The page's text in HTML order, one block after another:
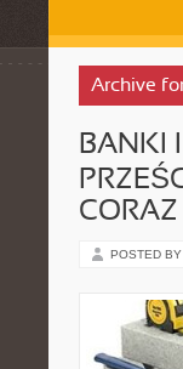
Archive
BANKI
POSTED BY